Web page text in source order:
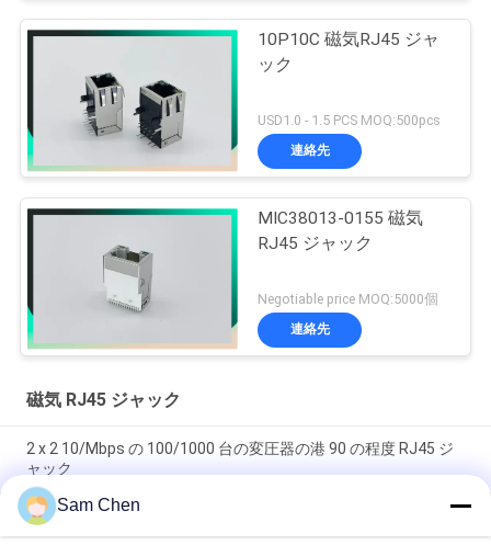
10P10C 磁気RJ45 ジャ
ック
USD1.0 - 1.5 PCS MOQ:500pcs
連絡先
MIC38013-0155 磁気
RJ45 ジャック
Negotiable price MOQ:5000個
連絡先
磁気 RJ45 ジャック
2 x 2 10/Mbps の 100/1000 台の変圧器の港 90 の程度 RJ45 ジ
ャック
PBT のイーサネット RJ45 ジャック RMA-065BC-20F6-YG 2 x 1
の港 10/100/1000 Mbps
Sam Chen